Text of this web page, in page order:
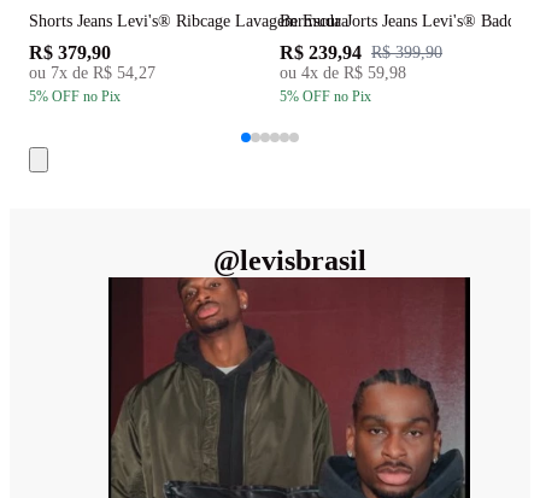
Shorts Jeans Levi's® Ribcage Lavagem Escura
R$ 379,90
ou 7x de R$ 54,27
5% OFF no Pix
Bermuda Jorts Jeans Levi's® Baddy
R$ 239,94 R$ 399,90
ou 4x de R$ 59,98
5% OFF no Pix
@levisbrasil